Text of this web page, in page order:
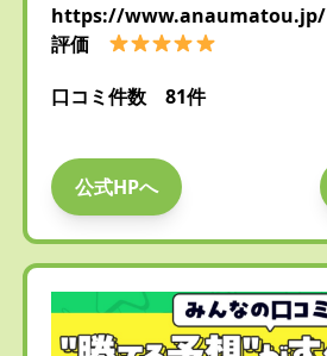
https://www.anaumatou.jp/
評価
口コミ件数 81件
公式HPへ